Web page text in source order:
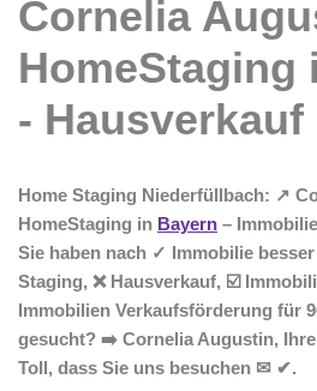
Home Staging Niederfüllbach: ↗️
HomeStaging in Bayern –
Sie haben nach ✓ Immobilie besser
Staging, ❌ Hausverkauf, ☑️
Immobilien Verkaufsförderung für
gesucht? ➡️ Cornelia Augustin,
Toll, dass Sie uns besuchen ✉ ✔.